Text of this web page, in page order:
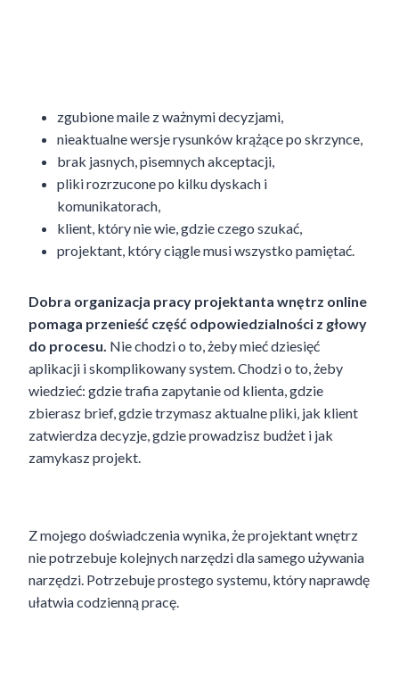
zgubione maile z ważnymi decyzjami,
nieaktualne wersje rysunków krążące po skrzynce,
brak jasnych, pisemnych akceptacji,
pliki rozrzucone po kilku dyskach i
komunikatorach,
klient, który nie wie, gdzie czego szukać,
projektant, który ciągle musi wszystko pamiętać.
Dobra organizacja pracy projektanta wnętrz online
pomaga przenieść część odpowiedzialności z głowy
do procesu. Nie chodzi o to, żeby mieć dziesięć
aplikacji i skomplikowany system. Chodzi o to, żeby
wiedzieć: gdzie trafia zapytanie od klienta, gdzie
zbierasz brief, gdzie trzymasz aktualne pliki, jak klient
zatwierdza decyzje, gdzie prowadzisz budżet i jak
zamykasz projekt.
Z mojego doświadczenia wynika, że projektant wnętrz
nie potrzebuje kolejnych narzędzi dla samego używania
narzędzi. Potrzebuje prostego systemu, który naprawdę
ułatwia codzienną pracę.